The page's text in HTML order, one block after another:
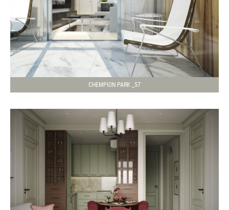
CHEMPION PARK _57